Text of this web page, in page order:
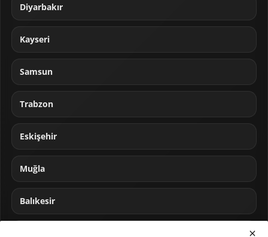
Diyarbakır
Kayseri
Samsun
Trabzon
Eskişehir
Muğla
Balıkesir